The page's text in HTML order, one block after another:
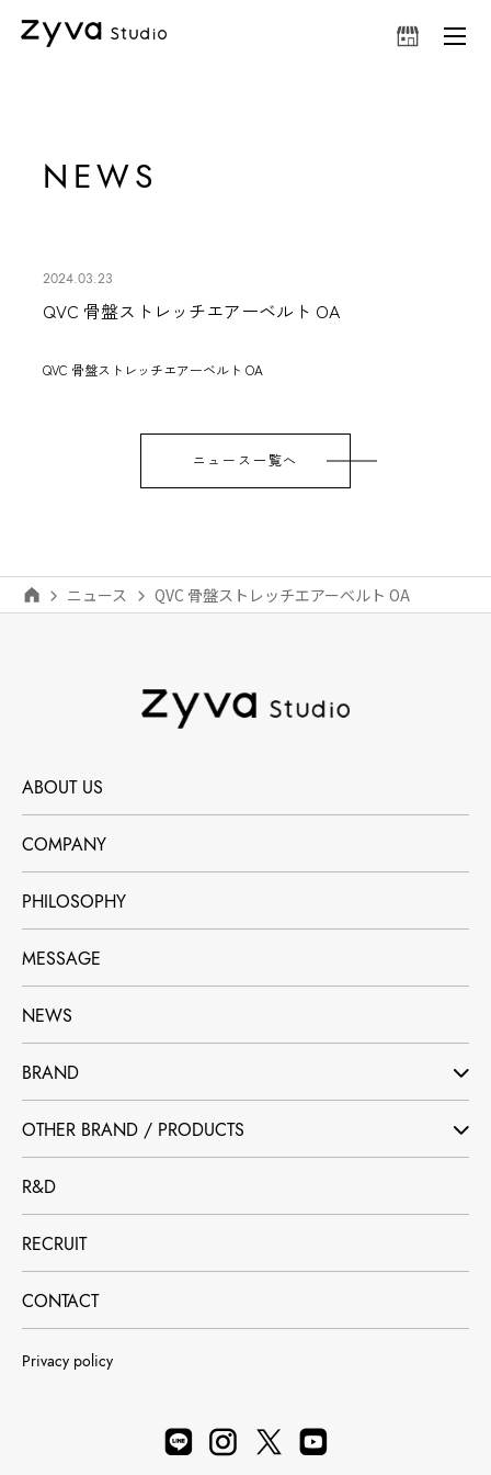
NEWS
2024.03.23
QVC 骨盤ストレッチエアーベルト OA
QVC 骨盤ストレッチエアーベルト OA
ニュース一覧へ
ニュース QVC 骨盤ストレッチエアーベルト OA
ABOUT US
COMPANY
PHILOSOPHY
MESSAGE
NEWS
BRAND
OTHER BRAND / PRODUCTS
R&D
RECRUIT
CONTACT
Privacy policy